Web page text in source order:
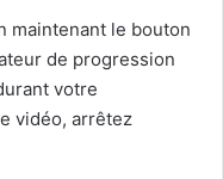
maintenant le bouton
de progression
votre
vidéo, arrêtez